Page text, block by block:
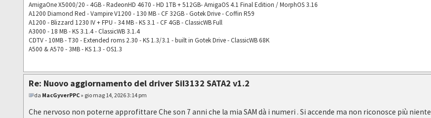
AmigaOne X5000/20 - 4GB - RadeonHD 4670 - HD 1TB + 512GB- AmigaOS 4.1 Final Edition / MorphOS 3.16
A1200 Diamond Red - Vampire V1200 - 130 MB - CF 32GB - Gotek Drive - Coffin R59
A1200 - Blizzard 1230 IV + FPU - 34 MB - KS 3.1 - CF 4GB - ClassicWB Full
A3000 - 18 MB - KS 3.1.4 - ClassicWB 3.1.4
CDTV - 10MB - T30 - Extended roms 2.30 - KS 1.3/3.1 - built in Gotek Drive - ClassicWB 68K
A500 & A570 - 3MB - KS 1.3 - OS1.3
Re: Nuovo aggiornamento del driver SiI3132 SATA2 v1.2
da MacGyverPPC » gio mag 14, 2026 3:14 pm
Che nervoso non poterne approfittare Che son 7 anni che la mia SAM dà i numeri . Si accende ma non riconosce più niente